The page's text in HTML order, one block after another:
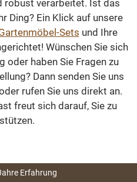
verarbeitet. Ist das
Ding? Ein Klick auf unsere
Sets und Ihre
Wünschen Sie sich
oder haben Sie Fragen zu
Dann senden Sie uns
rufen Sie uns direkt an.
freut sich darauf, Sie zu
Erfahrung